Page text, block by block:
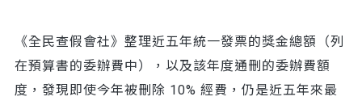
《全民查假會社》整理近五年統一發票的獎金總額（列
在預算書的委辦費中），以及該年度通刪的委辦費額
度，發現即使今年被刪除 10% 經費，仍是近五年來最